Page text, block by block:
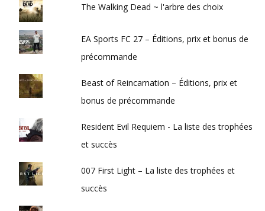
The Walking Dead ~ l'arbre des choix
EA Sports FC 27 – Éditions, prix et bonus de
précommande
Beast of Reincarnation – Éditions, prix et
bonus de précommande
Resident Evil Requiem - La liste des trophées
et succès
007 First Light – La liste des trophées et
succès